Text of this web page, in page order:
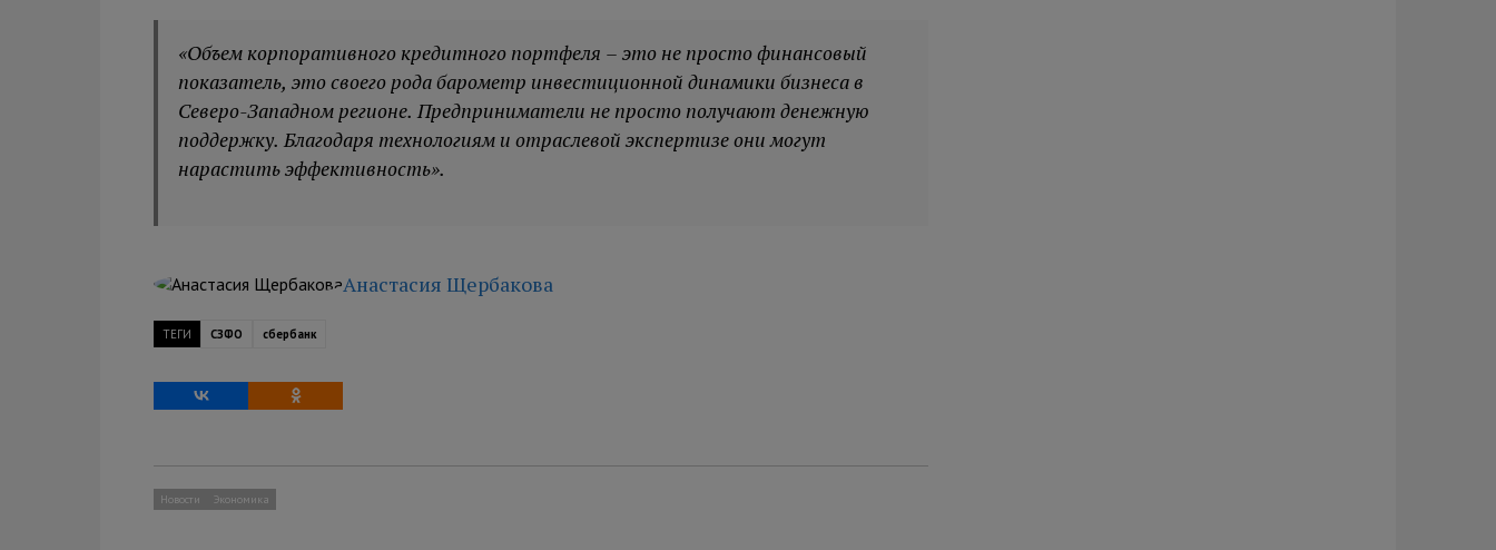
«Объем корпоративного кредитного портфеля – это не просто финансовый
показатель, это своего рода барометр инвестиционной динамики бизнеса в
Северо-Западном регионе. Предприниматели не просто получают денежную
поддержку. Благодаря технологиям и отраслевой экспертизе они могут
нарастить эффективность».
Анастасия Щербакова
ТЕГИ СЗФО сбербанк
Новости Экономика